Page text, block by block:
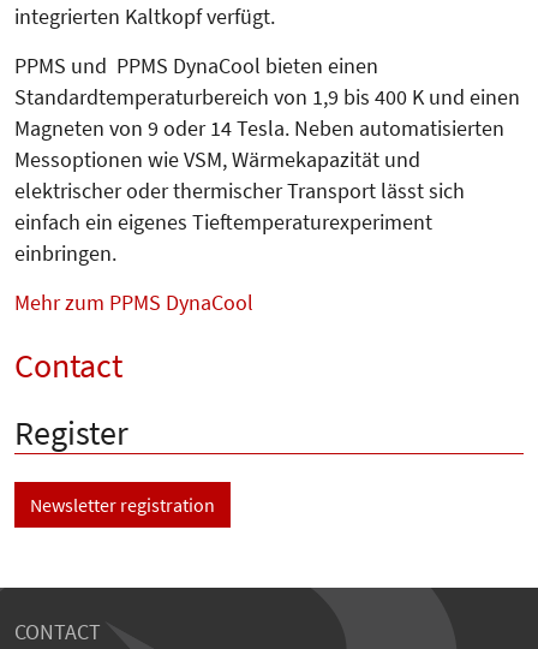
integrierten Kaltkopf verfügt.
PPMS und PPMS DynaCool bieten einen
Standardtemperaturbereich von 1,9 bis 400 K und einen
Magneten von 9 oder 14 Tesla. Neben automatisierten
Messoptionen wie VSM, Wärmekapazität und
elektrischer oder thermischer Transport lässt sich
einfach ein eigenes Tief­temperaturexperiment
einbringen.
Mehr zum PPMS DynaCool
Contact
Register
Newsletter registration
CONTACT